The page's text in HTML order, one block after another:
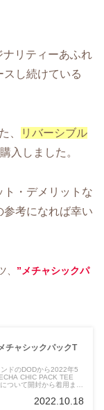
ナリティーあふれ
し続けている
、
リバーシブル
入しました。
ト・デメリットな
参考になれば幸い
”メチャシックパ
チャシックパックT
ドのDODから2022年5
CHIC PACK TEE
ついて開封から着用まで
2022.10.18